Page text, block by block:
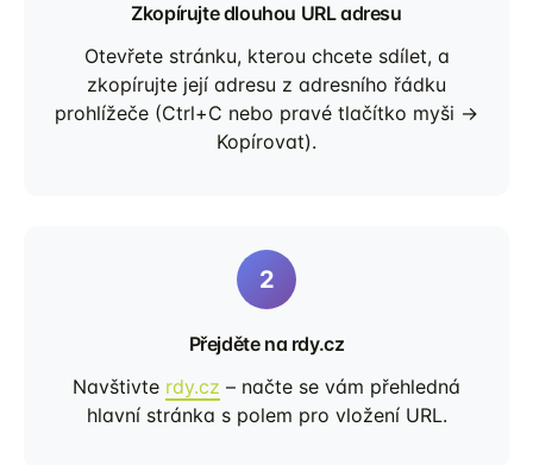
Zkopírujte dlouhou URL adresu
Otevřete stránku, kterou chcete sdílet, a
zkopírujte její adresu z adresního řádku
prohlížeče (Ctrl+C nebo pravé tlačítko myši →
Kopírovat).
Přejděte na rdy.cz
Navštivte rdy.cz – načte se vám přehledná
hlavní stránka s polem pro vložení URL.